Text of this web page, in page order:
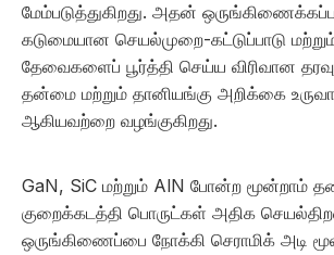
மேம்படுத்துகிறது. அதன்
கடுமையான செயல்முறை-கட்டுப்பாடு
தேவைகளைப் பூர்த்தி செய்ய விரிவான
தன்மை மற்றும் தானியங்கு அறிக்கை
ஆகியவற்றை வழங்குகிறது.
GaN, SiC மற்றும் AlN போன்ற மூன்றாம்
குறைக்கடத்தி பொருட்கள் அதிக
ஒருங்கிணைப்பை நோக்கி செராமிக் அடி